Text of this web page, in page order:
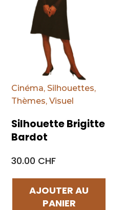
Cinéma, Silhouettes,
Thèmes, Visuel
Silhouette Brigitte
Bardot
30.00 CHF
AJOUTER AU
PANIER